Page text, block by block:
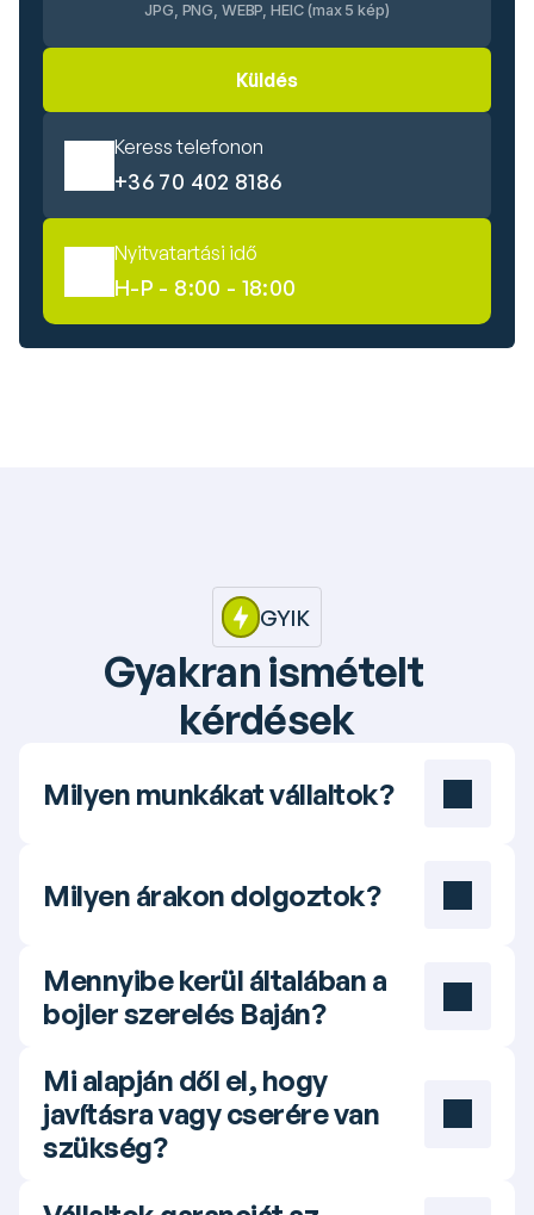
JPG, PNG, WEBP, HEIC (max 5 kép)
Küldés
Keress telefonon
+36 70 402 8186
Nyitvatartási idő
H-P - 8:00 - 18:00
GYIK
Gyakran ismételt
kérdések
Milyen munkákat vállaltok?
Milyen árakon dolgoztok?
Mennyibe kerül általában a
bojler szerelés Baján?
Mi alapján dől el, hogy
javításra vagy cserére van
szükség?